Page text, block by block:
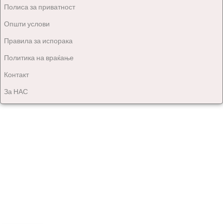
Полиса за приватност
Општи услови
Правила за испорака
Политика на враќање
Контакт
За НАС